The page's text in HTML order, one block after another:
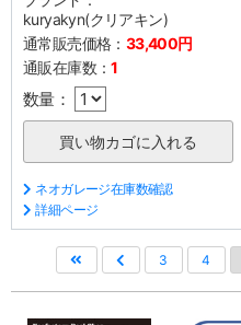
kuryakyn(クリアキン)
通常販売価格： 33,400円
通販在庫数：1
数量：
ネオガレージ在庫数確認
詳細ページ
3 4